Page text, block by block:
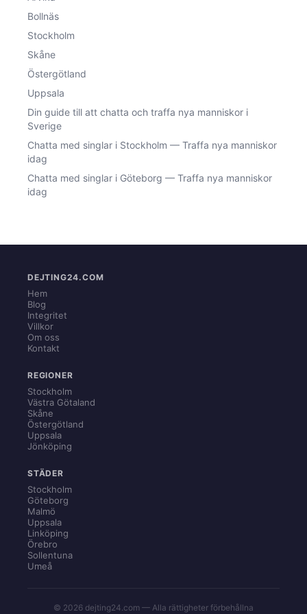
Bollnäs
Stockholm
Skåne
Östergötland
Uppsala
Din guide till att chatta och traffa nya manniskor i
Sverige
Chatta med singlar i Stockholm — Traffa nya manniskor
idag
Chatta med singlar i Göteborg — Traffa nya manniskor
idag
DEJTING24.COM
Hem
Blog
Integritet
Villkor
Om oss
Kontakt
REGIONER
Stockholm
Västra Götaland
Skåne
Östergötland
Uppsala
Jönköping
STÄDER
Stockholm
Göteborg
Malmö
Uppsala
Linköping
Örebro
Sollentuna
Umeå
© 2026 dejting24.com — Alla rättigheter förbehållna